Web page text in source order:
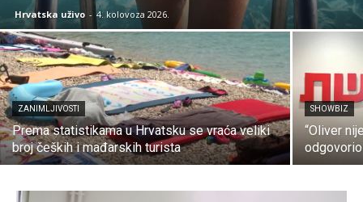
Hrvatska uživo - 4. kolovoza 2026.
ZANIMLJIVOSTI
Prema statistikama u Hrvatsku se vraća veliki
broj čeških i mađarskih turista
SHOWBIZ
“Oliver